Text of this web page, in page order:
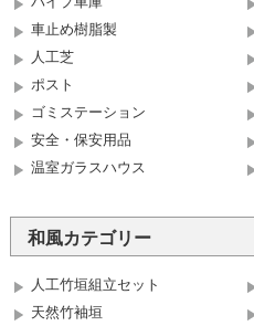
車止め樹脂製
人工芝
ポスト
ゴミステーション
安全・保安用品
温室ガラスハウス
和風カテゴリー
人工竹垣組立セット
天然竹袖垣